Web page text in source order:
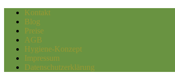
Kontakt
Blog
Preise
AGB
Hygiene-Konzept
Impressum
Datenschutzerklärung